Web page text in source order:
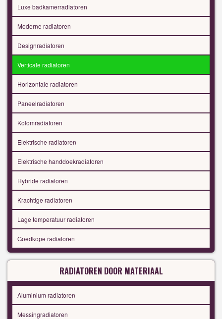
Luxe badkamerradiatoren
Moderne radiatoren
Designradiatoren
Verticale radiatoren
Horizontale radiatoren
Paneelradiatoren
Kolomradiatoren
Elektrische radiatoren
Elektrische handdoekradiatoren
Hybride radiatoren
Krachtige radiatoren
Lage temperatuur radiatoren
Goedkope radiatoren
RADIATOREN DOOR MATERIAAL
Aluminium radiatoren
Messingradiatoren